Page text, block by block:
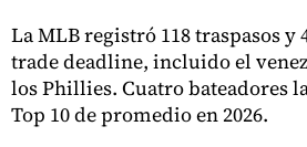
La MLB registró 118 traspasos y
trade deadline, incluido el
los Phillies. Cuatro bateadores
Top 10 de promedio en 2026.